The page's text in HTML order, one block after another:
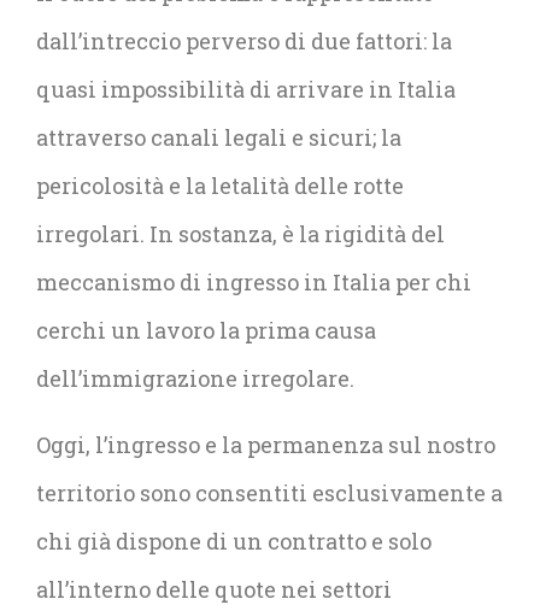
dall’intreccio perverso di due fattori: la
quasi impossibilità di arrivare in Italia
attraverso canali legali e sicuri; la
pericolosità e la letalità delle rotte
irregolari. In sostanza, è la rigidità del
meccanismo di ingresso in Italia per chi
cerchi un lavoro la prima causa
dell’immigrazione irregolare.
Oggi, l’ingresso e la permanenza sul nostro
territorio sono consentiti esclusivamente a
chi già dispone di un contratto e solo
all’interno delle quote nei settori